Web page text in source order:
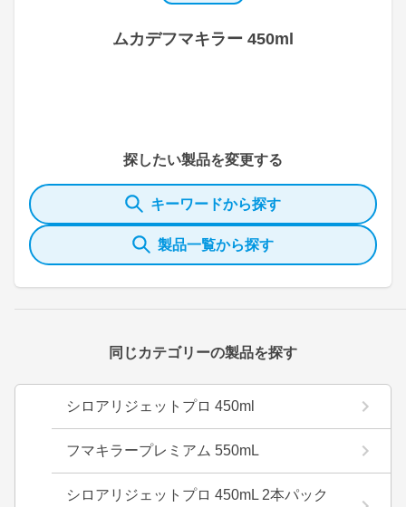
ムカデフマキラー 450ml
探したい製品を変更する
キーワードから探す
製品一覧から探す
同じカテゴリーの製品を探す
シロアリジェットプロ 450ml
フマキラープレミアム 550mL
シロアリジェットプロ 450mL 2本パック